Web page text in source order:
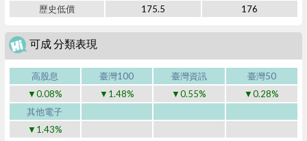
歷史低價
175.5 176
可成 分類表現
高股息 臺灣100 臺灣資訊
臺灣50
▼0.08%
▼1.48% ▼0.55%
▼0.28%
其他電子
▼1.43%